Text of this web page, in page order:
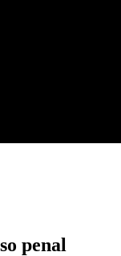
penal